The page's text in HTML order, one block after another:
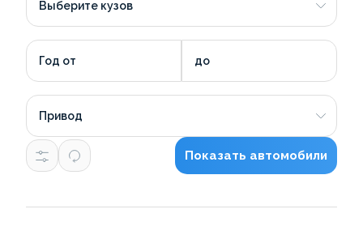
Выберите кузов
Год от до
Привод
Показать автомобили